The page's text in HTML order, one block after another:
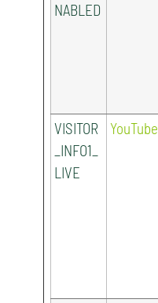
NABLED
VISITOR
_INFO1_
LIVE
YouTube